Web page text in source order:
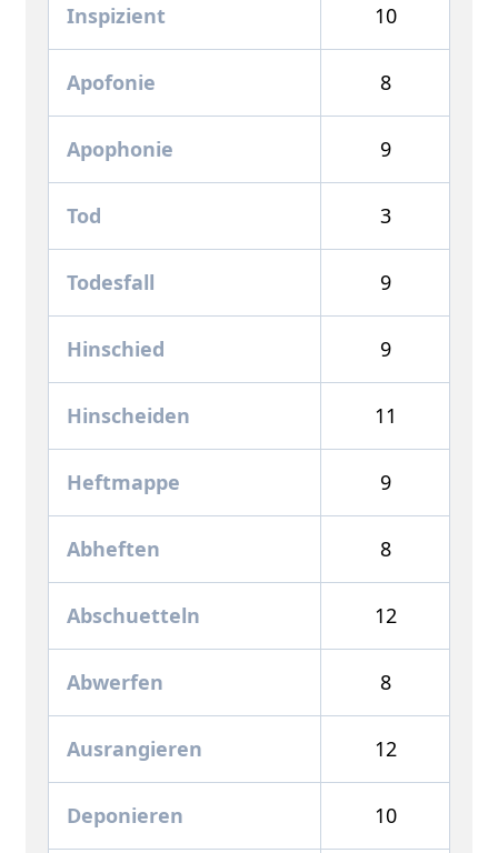
Inspizient 10
Apofonie 8
Apophonie 9
Tod 3
Todesfall 9
Hinschied 9
Hinscheiden 11
Heftmappe 9
Abheften 8
Abschuetteln 12
Abwerfen 8
Ausrangieren 12
Deponieren 10